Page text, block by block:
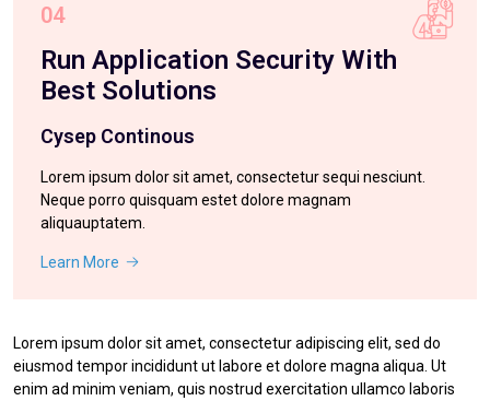
04
Run Application Security With
Best Solutions
Cysep Continous
Lorem ipsum dolor sit amet, consectetur sequi nesciunt.
Neque porro quisquam estet dolore magnam
aliquauptatem.
Learn More
Lorem ipsum dolor sit amet, consectetur adipiscing elit, sed do
eiusmod tempor incididunt ut labore et dolore magna aliqua. Ut
enim ad minim veniam, quis nostrud exercitation ullamco laboris